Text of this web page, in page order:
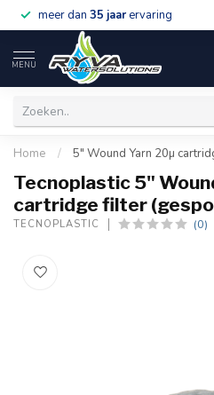
meer dan 35 jaarervaring
MENU
Home / 5" Wound Yarn 20µ
Tecnoplastic 5"
cartridge filter
TECNOPLASTIC (0)